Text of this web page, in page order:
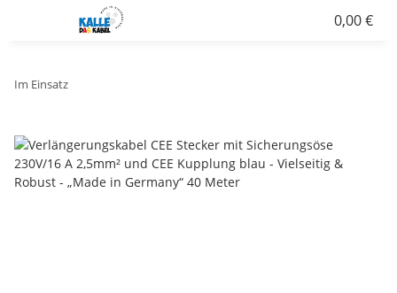
0,00 €
Im Einsatz